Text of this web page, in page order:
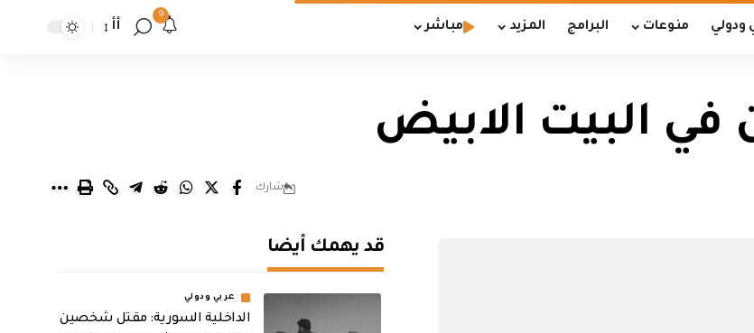
ودولي منوعات البرامج المزيد مباشر
9
أأ
في البيت الابيض
شارك
قد يهمك أيضا
عربي ودولي
الداخلية السورية: مقتل شخصين